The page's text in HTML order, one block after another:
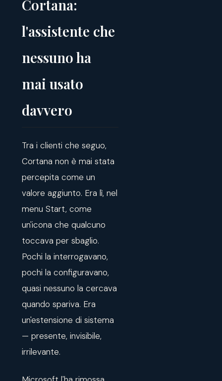
Cortana:
l'assistente che
nessuno ha
mai usato
davvero
Tra i clienti che seguo,
Cortana non è mai stata
percepita come un
valore aggiunto. Era lì, nel
menu Start, come
un'icona che qualcuno
toccava per sbaglio.
Pochi la interrogavano,
pochi la configuravano,
quasi nessuno la cercava
quando spariva. Era
un'estensione di sistema
— presente, invisibile,
irrilevante.